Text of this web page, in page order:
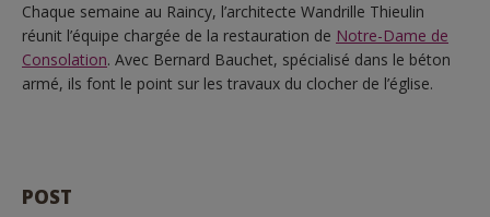
Chaque semaine au Raincy, l’architecte Wandrille Thieulin
réunit l’équipe chargée de la restauration de Notre-Dame de
Consolation. Avec Bernard Bauchet, spécialisé dans le béton
armé, ils font le point sur les travaux du clocher de l’église.
POST